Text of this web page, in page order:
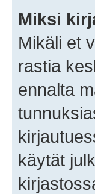
Miksi
Mikäli et
rastia
ennalta
käytät